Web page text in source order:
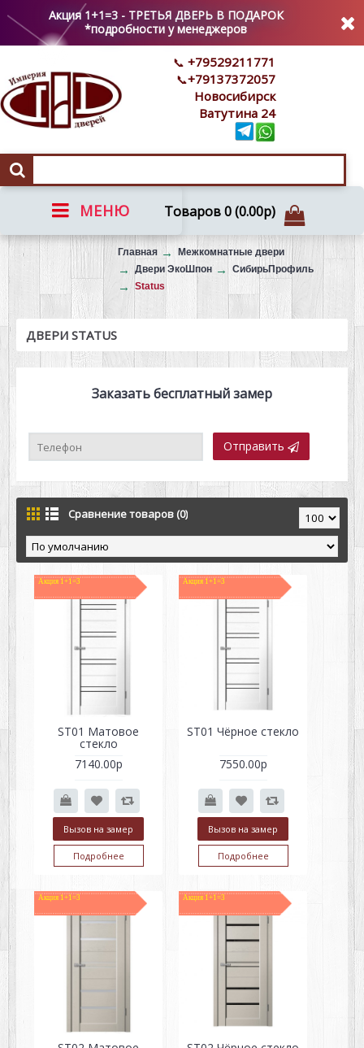
Акция 1+1=3 - ТРЕТЬЯ ДВЕРЬ В ПОДАРОК
*подробности у менеджеров
Товаров 0 (0.00р)
+79529211771
+79137372057
Новосибирск
Ватутина 24
МЕНЮ
Вызов на замер Главная
Межкомнатные двери
Двери ЭкоШпон
СибирьПрофиль
Status
ДВЕРИ STATUS
Заказать бесплатный замер
Отправить
Сравнение товаров (0)
Акция 1+1=3
ST01 Матовое
стекло
7140.00р
Вызов на замер
Подробнее
Акция 1+1=3
ST01 Чёрное стекло
7550.00р
Вызов на замер
Подробнее
Акция 1+1=3 Акция 1+1=3